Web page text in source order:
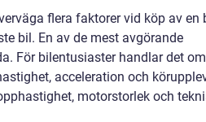
flera faktorer vid köp av en
bil. En av de mest avgörande
För bilentusiaster handlar det
acceleration och
motorstorlek och